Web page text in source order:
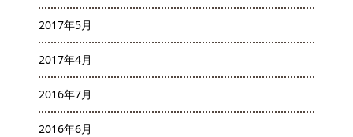
2017年5月
2017年4月
2016年7月
2016年6月